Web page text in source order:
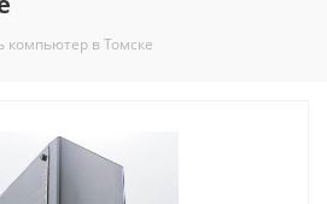
компьютер в Томске